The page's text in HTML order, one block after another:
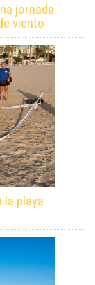
jornada
viento
la playa